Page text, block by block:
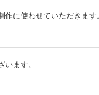
に使わせていただきます
ます。